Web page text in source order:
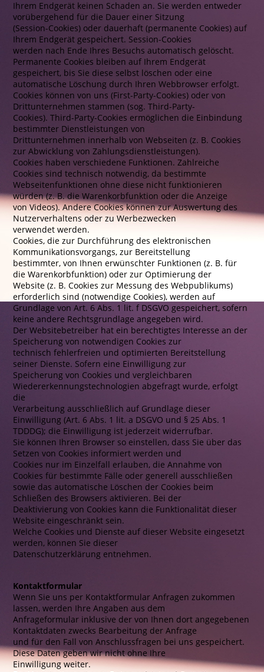
Ihrem Endgerät keinen Schaden an. Sie werden entweder
vorübergehend für die Dauer einer Sitzung
(Session-Cookies) oder dauerhaft (permanente Cookies) auf
Ihrem Endgerät gespeichert. Session-Cookies
werden nach Ende Ihres Besuchs automatisch gelöscht.
Permanente Cookies bleiben auf Ihrem Endgerät
gespeichert, bis Sie diese selbst löschen oder eine
automatische Löschung durch Ihren Webbrowser erfolgt.
Cookies können von uns (First-Party-Cookies) oder von
Drittunternehmen stammen (sog. Third-Party-
Cookies). Third-Party-Cookies ermöglichen die Einbindung
bestimmter Dienstleistungen von
Drittunternehmen innerhalb von Webseiten (z. B. Cookies
zur Abwicklung von Zahlungsdienstleistungen).
Cookies haben verschiedene Funktionen. Zahlreiche
Cookies sind technisch notwendig, da bestimmte
Webseitenfunktionen ohne diese nicht funktionieren
würden (z. B. die Warenkorbfunktion oder die Anzeige
von Videos). Andere Cookies können zur Auswertung des
Nutzerverhaltens oder zu Werbezwecken
verwendet werden.
Cookies, die zur Durchführung des elektronischen
Kommunikationsvorgangs, zur Bereitstellung
bestimmter, von Ihnen erwünschter Funktionen (z. B. für
die Warenkorbfunktion) oder zur Optimierung der
Website (z. B. Cookies zur Messung des Webpublikums)
erforderlich sind (notwendige Cookies), werden auf
Grundlage von Art. 6 Abs. 1 lit. f DSGVO gespeichert, sofern
keine andere Rechtsgrundlage angegeben wird.
Der Websitebetreiber hat ein berechtigtes Interesse an der
Speicherung von notwendigen Cookies zur
technisch fehlerfreien und optimierten Bereitstellung
seiner Dienste. Sofern eine Einwilligung zur
Speicherung von Cookies und vergleichbaren
Wiedererkennungstechnologien abgefragt wurde, erfolgt
die
Verarbeitung ausschließlich auf Grundlage dieser
Einwilligung (Art. 6 Abs. 1 lit. a DSGVO und § 25 Abs. 1
TDDDG); die Einwilligung ist jederzeit widerrufbar.
Sie können Ihren Browser so einstellen, dass Sie über das
Setzen von Cookies informiert werden und
Cookies nur im Einzelfall erlauben, die Annahme von
Cookies für bestimmte Fälle oder generell ausschließen
sowie das automatische Löschen der Cookies beim
Schließen des Browsers aktivieren. Bei der
Deaktivierung von Cookies kann die Funktionalität dieser
Website eingeschränkt sein.
Welche Cookies und Dienste auf dieser Website eingesetzt
werden, können Sie dieser
Datenschutzerklärung entnehmen.
Kontaktformular
Wenn Sie uns per Kontaktformular Anfragen zukommen
lassen, werden Ihre Angaben aus dem
Anfrageformular inklusive der von Ihnen dort angegebenen
Kontaktdaten zwecks Bearbeitung der Anfrage
und für den Fall von Anschlussfragen bei uns gespeichert.
Diese Daten geben wir nicht ohne Ihre
Einwilligung weiter.